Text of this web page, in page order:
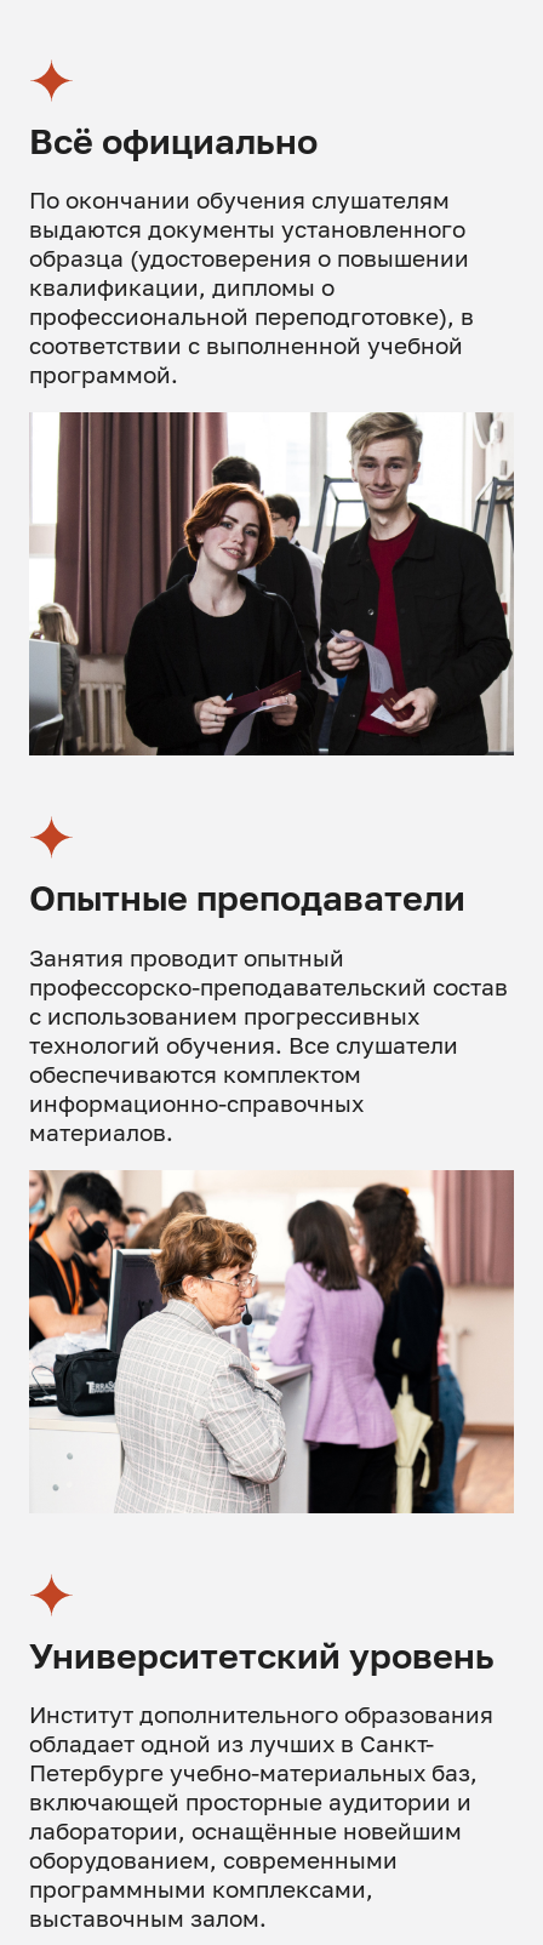
Всё официально
По окончании обучения слушателям
выдаются документы установленного
образца (удостоверения о повышении
квалификации, дипломы о
профессиональной переподготовке), в
соответствии с выполненной учебной
программой.
Опытные преподаватели
Занятия проводит опытный
профессорско-преподавательский состав
с использованием прогрессивных
технологий обучения. Все слушатели
обеспечиваются комплектом
информационно-справочных
материалов.
Университетский уровень
Институт дополнительного образования
обладает одной из лучших в Санкт-
Петербурге учебно-материальных баз,
включающей просторные аудитории и
лаборатории, оснащённые новейшим
оборудованием, современными
программными комплексами,
выставочным залом.